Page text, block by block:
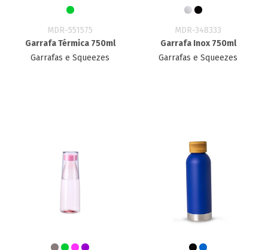
MDR-551575
Garrafa Térmica 750ml
Garrafas e Squeezes
MDR-348333
Garrafa Inox 750ml
Garrafas e Squeezes